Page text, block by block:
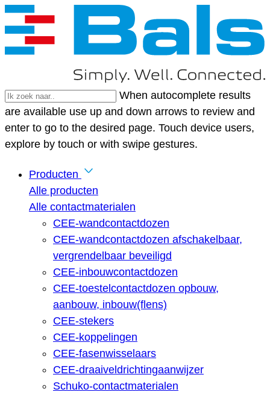
When autocomplete results
are available use up and down arrows to review and
enter to go to the desired page. Touch device users,
explore by touch or with swipe gestures.
Producten
Alle producten
Alle contactmaterialen
CEE-wandcontactdozen
CEE-wandcontactdozen afschakelbaar,
vergrendelbaar beveiligd
CEE-inbouwcontactdozen
CEE-toestelcontactdozen opbouw,
aanbouw, inbouw(flens)
CEE-stekers
CEE-koppelingen
CEE-fasenwisselaars
CEE-draaiveldrichtingaanwijzer
Schuko-contactmaterialen